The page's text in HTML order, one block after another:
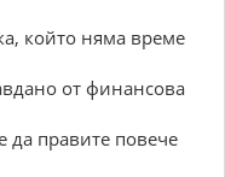
който няма време
от финансова
да правите повече